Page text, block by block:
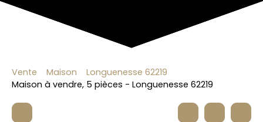
Vente Maison
Longuenesse 62219
Maison à vendre, 5 pièces - Longuenesse 62219